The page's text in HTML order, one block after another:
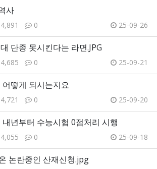
사
0 25-09-26
단종 못시킨다는 라면.JPG
0 25-09-21
떻게 되시는지요
0 25-09-20
년부터 수능시험 0점처리 시행
0 25-09-18
논란중인 산재신청.jpg